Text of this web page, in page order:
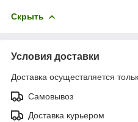
Скрыть
Условия доставки
Доставка осуществляется
Самовывоз
Доставка курьером